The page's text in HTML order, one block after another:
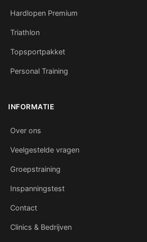
Hardlopen Premium
Triathlon
Topsportpakket
Personal Training
INFORMATIE
Over ons
Veelgestelde vragen
Groepstraining
Inspanningstest
Contact
Clinics & Bedrijven